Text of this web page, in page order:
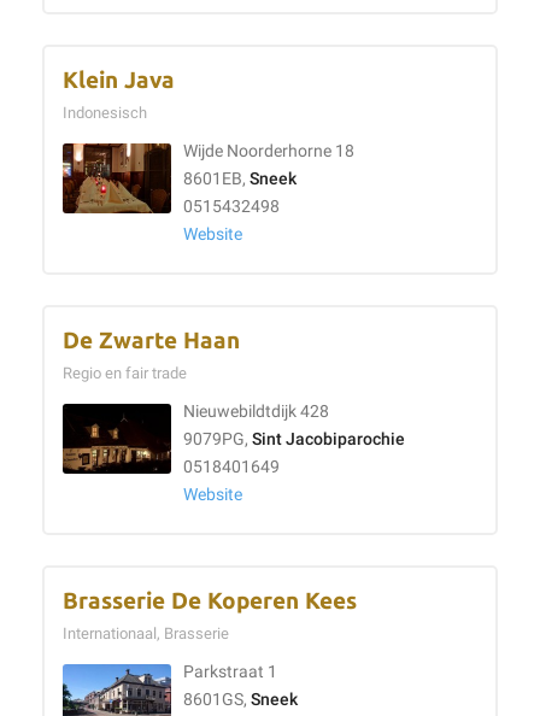
Klein Java
Indonesisch
Wijde Noorderhorne 18
8601EB, Sneek
0515432498
Website
De Zwarte Haan
Regio en fair trade
Nieuwebildtdijk 428
9079PG, Sint Jacobiparochie
0518401649
Website
Brasserie De Koperen Kees
Internationaal, Brasserie
Parkstraat 1
8601GS, Sneek